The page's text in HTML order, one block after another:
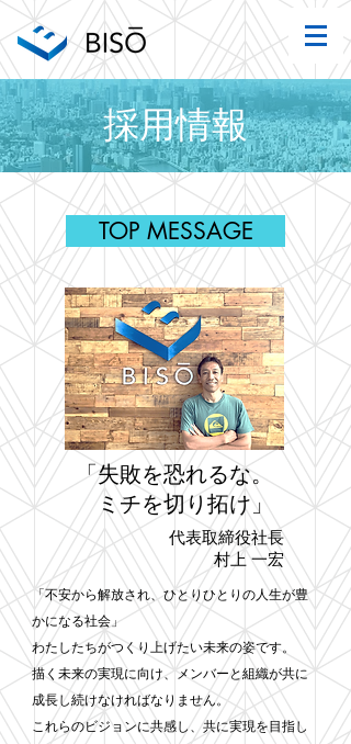
​採用情報
TOP MESSAGE
「失敗を恐れるな。
ミチを切り拓け」
代表取締役社長
村上 一宏
「不安から解放され、ひとりひとりの人生が豊
かになる社会」
わたしたちがつくり上げたい未来の姿です。
描く未来の実現に向け、メンバーと組織が共に
成長し続けなければなりません。
これらのビジョンに共感し、共に実現を目指し